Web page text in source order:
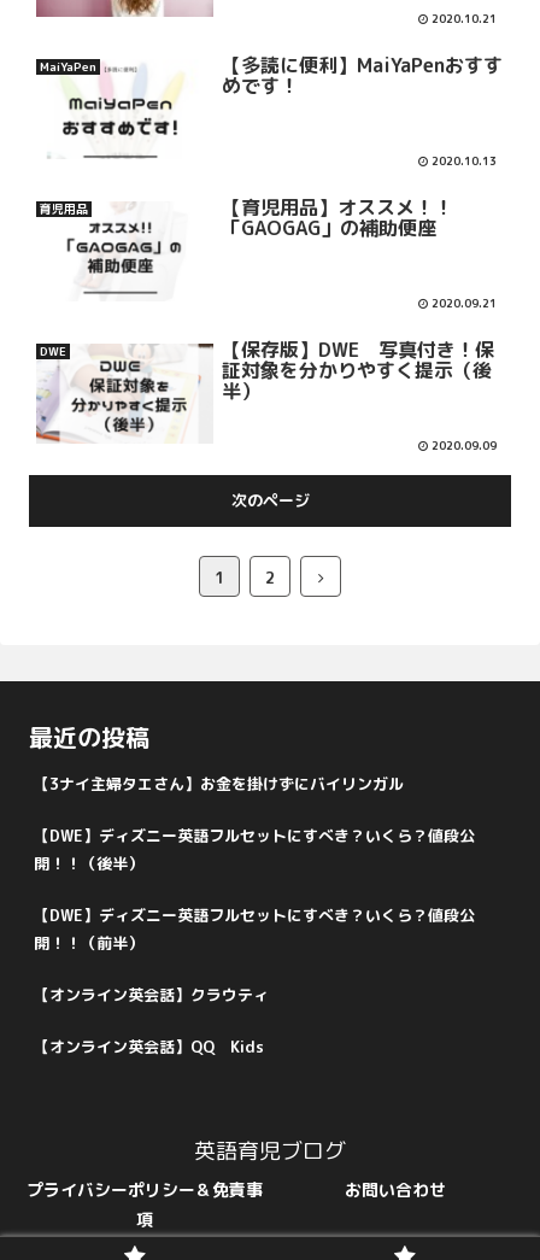
2020.10.21
MaiYaPen 【多読に便利】MaiYaPenおすす
めです！
2020.10.13
育児用品 【育児用品】オススメ！！
「GAOGAG」の補助便座
2020.09.21
DWE 【保存版】DWE 写真付き！保
証対象を分かりやすく提示（後
半）
2020.09.09
次のページ
1 2
最近の投稿
【3ナイ主婦タエさん】お金を掛けずにバイリンガル
【DWE】ディズニー英語フルセットにすべき？いくら？値段公
開！！（後半）
【DWE】ディズニー英語フルセットにすべき？いくら？値段公
開！！（前半）
【オンライン英会話】クラウティ
【オンライン英会話】QQ Kids
英語育児ブログ
プライバシーポリシー＆免責事
項
お問い合わせ